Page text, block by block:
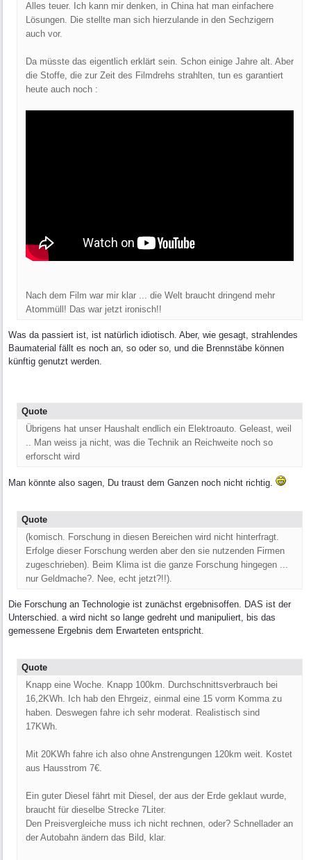
Alles teuer. Ich kann mir denken, in China hat man einfachere
Lösungen. Die stellte man sich hierzulande in den Sechzigern
auch vor.
Da müsste das eigentlich erklärt sein. Schon einige Jahre alt. Aber
die Stoffe, die zur Zeit des Filmdrehs strahlten, tun es garantiert
heute auch noch :
Nach dem Film war mir klar ... die Welt braucht dringend mehr
Atommüll! Das war jetzt ironisch!!
Was da passiert ist, ist natürlich idiotisch. Aber, wie gesagt, strahlendes
Baumaterial fällt es noch an, so oder so, und die Brennstäbe können
künftig genutzt werden.
Quote
Übrigens hat unser Haushalt endlich ein Elektroauto. Geleast, weil
.. Man weiss ja nicht, was die Technik an Reichweite noch so
erforscht wird
Man könnte also sagen, Du traust dem Ganzen noch nicht richtig.
Quote
(komisch. Forschung in diesen Bereichen wird nicht hinterfragt.
Erfolge dieser Forschung werden aber den sie nutzenden Firmen
zugeschrieben). Beim Klima ist die ganze Forschung hingegen ...
nur Geldmache?. Nee, echt jetzt?!!).
Die Forschung an Technologie ist zunächst ergebnisoffen. DAS ist der
Unterschied. a wird nicht so lange gedreht und manipuliert, bis das
gemessene Ergebnis dem Erwarteten entspricht.
Quote
Knapp eine Woche. Knapp 100km. Durchschnittsverbrauch bei
16,2KWh. Ich hab den Ehrgeiz, einmal eine 15 vorm Komma zu
haben. Deswegen fahre ich sehr moderat. Realistisch sind
17KWh.
Mit 20KWh fahre ich also ohne Anstrengungen 120km weit. Kostet
aus Hausstrom 7€.
Ein guter Diesel fährt mit Diesel, der aus der Erde geklaut wurde,
braucht für dieselbe Strecke 7Liter.
Den Preisvergleiche muss ich nicht rechnen, oder? Schnellader an
der Autobahn ändern das Bild, klar.